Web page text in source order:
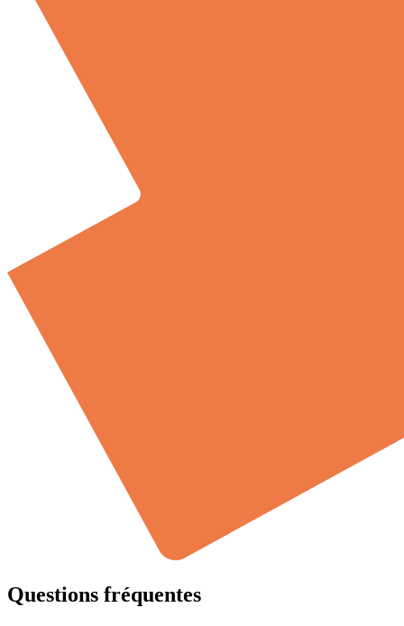
Questions fréquentes